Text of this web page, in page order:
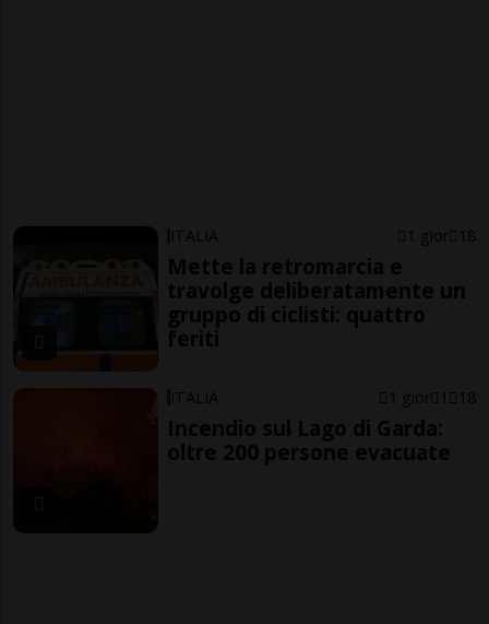
ITALIA 1 gior 18
Mette la retromarcia e
travolge deliberatamente un
gruppo di ciclisti: quattro
feriti
ITALIA 1 gior 1 18
Incendio sul Lago di Garda:
oltre 200 persone evacuate